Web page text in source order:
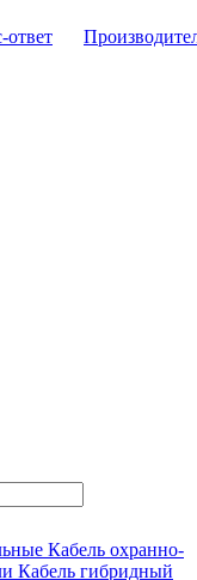
ответ
Кабель охранно-
Кабель гибридный